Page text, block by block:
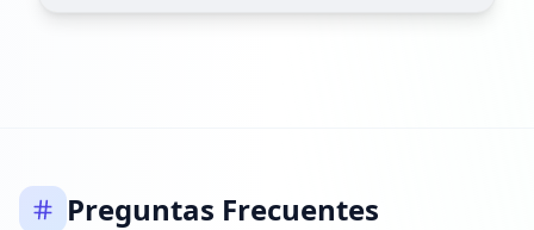
Preguntas Frecuentes